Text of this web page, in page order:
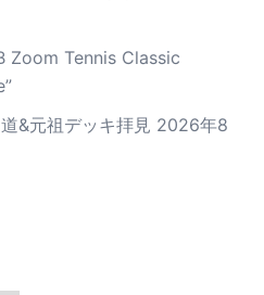
Zoom Tennis Classic
道&元祖デッキ拝見 2026年8